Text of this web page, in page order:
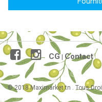
CG| Contact
© 2018 Maximarket.tn . Tous